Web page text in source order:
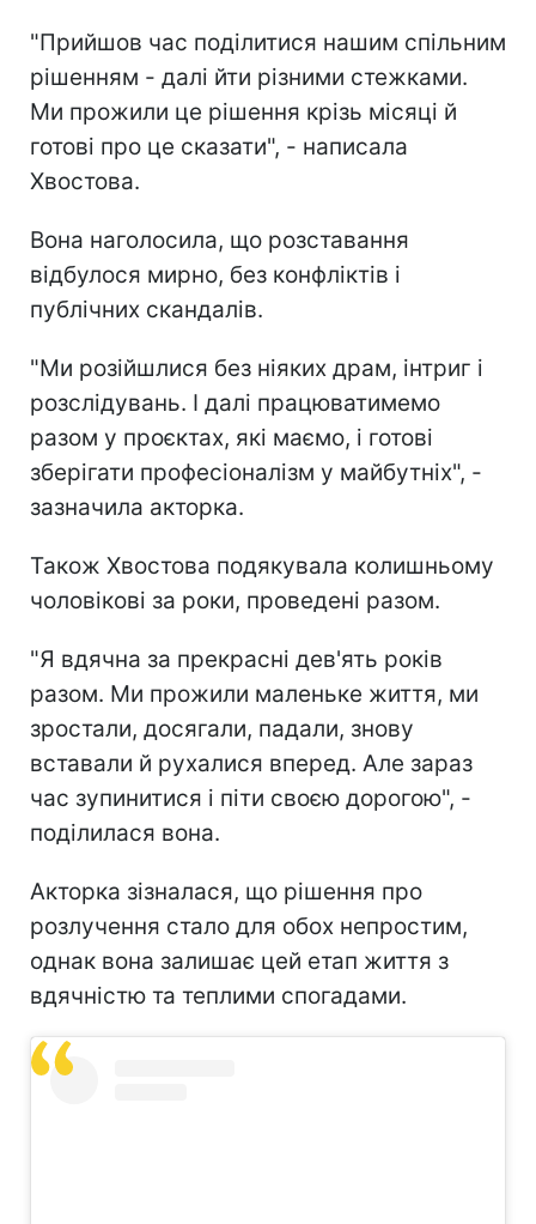
"Прийшов час поділитися нашим спільним
рішенням - далі йти різними стежками.
Ми прожили це рішення крізь місяці й
готові про це сказати", - написала
Хвостова.
Вона наголосила, що розставання
відбулося мирно, без конфліктів і
публічних скандалів.
"Ми розійшлися без ніяких драм, інтриг і
розслідувань. І далі працюватимемо
разом у проєктах, які маємо, і готові
зберігати професіоналізм у майбутніх", -
зазначила акторка.
Також Хвостова подякувала колишньому
чоловікові за роки, проведені разом.
"Я вдячна за прекрасні дев'ять років
разом. Ми прожили маленьке життя, ми
зростали, досягали, падали, знову
вставали й рухалися вперед. Але зараз
час зупинитися і піти своєю дорогою", -
поділилася вона.
Акторка зізналася, що рішення про
розлучення стало для обох непростим,
однак вона залишає цей етап життя з
вдячністю та теплими спогадами.